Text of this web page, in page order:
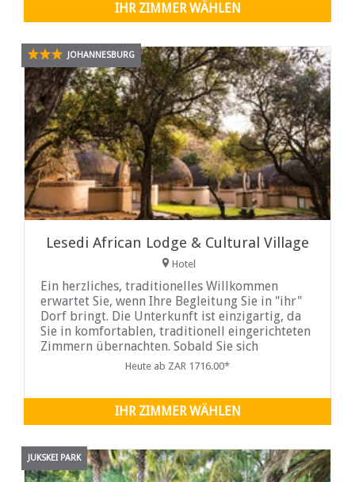
IHR ZIMMER WÄHLEN
JOHANNESBURG
Lesedi African Lodge & Cultural Village
Hotel
Ein herzliches, traditionelles Willkommen
erwartet Sie, wenn Ihre Begleitung Sie in "ihr"
Dorf bringt. Die Unterkunft ist einzigartig, da
Sie in komfortablen, traditionell eingerichteten
Zimmern übernachten. Sobald Sie sich
eingelebt haben, werden Sie mit den vielen
Heute ab ZAR 1716.00*
IHR ZIMMER WÄHLEN
JUKSKEI PARK